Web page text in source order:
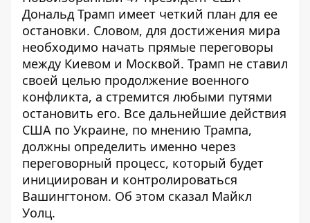
Дональд Трамп имеет четкий план для ее
остановки. Словом, для достижения мира
необходимо начать прямые переговоры
между Киевом и Москвой. Трамп не ставил
своей целью продолжение военного
конфликта, а стремится любыми путями
остановить его. Все дальнейшие действия
США по Украине, по мнению Трампа,
должны определить именно через
переговорный процесс, который будет
инициирован и контролироваться
Вашингтоном. Об этом сказал Майкл
Уолц.